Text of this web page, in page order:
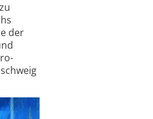
der